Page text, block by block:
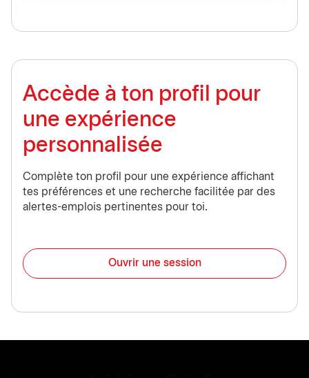
Accède à ton profil pour
une expérience
personnalisée
Complète ton profil pour une expérience affichant
tes préférences et une recherche facilitée par des
alertes-emplois pertinentes pour toi.
Ouvrir une session